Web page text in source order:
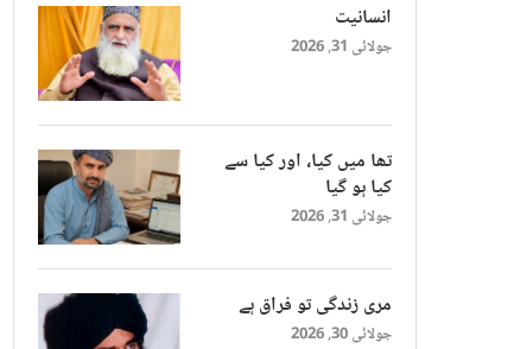
انسانیت
جولائی 31, 2026
تھا میں کیا، اور کیا سے
کیا ہو گیا
جولائی 31, 2026
مری زندگی تو فراق ہے
جولائی 30, 2026